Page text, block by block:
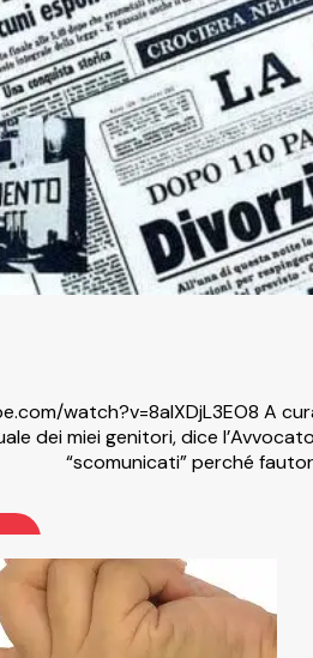
watch?v=8aIXDjL3EO8 A
dei miei genitori, dice
“scomunicati” perché